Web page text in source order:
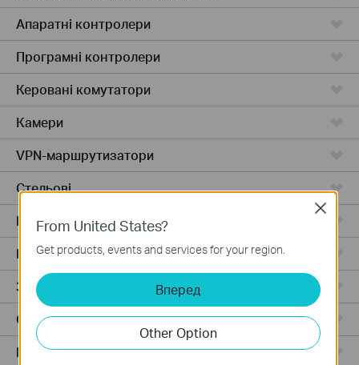
Апаратні контролери
Програмні контролери
Керовані комутатори
Камери
VPN-маршрутизатори
Стельові
Відеореєстратори
Роутери з розподілом навантаження
Зовнішні точки
Стельові
Маршрутизатори з балансування навантаження
From United States?
Get products, events and services for your region.
Вперед
Other Option
Close